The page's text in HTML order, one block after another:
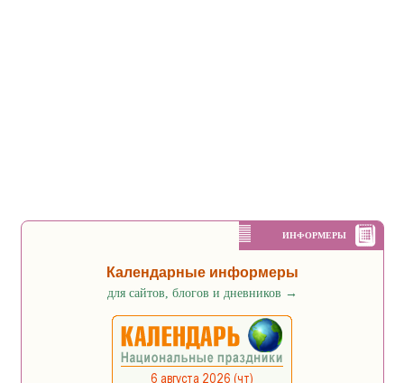
ИНФОРМЕРЫ
Календарные информеры
для сайтов, блогов и дневников →